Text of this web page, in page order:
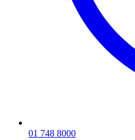
01 748 8000